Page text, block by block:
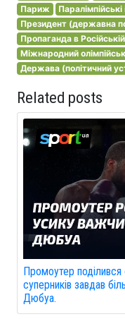
Париж
Паралімпійські
Президент (державна
Пропаганда в
Міжнародний
Держава (політичний
Related posts
Промоутер
суперників завдав
Дюбуа.